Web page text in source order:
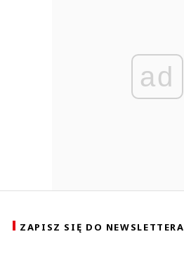
ad
ZAPISZ SIĘ DO NEWSLETTERA